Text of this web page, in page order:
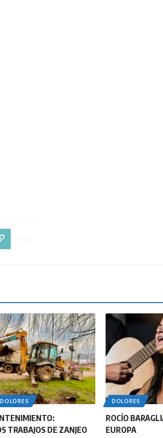
DOLORES
TRABAJOS DE ZANJEO
DOLORES
ROCÍO
EUROPA